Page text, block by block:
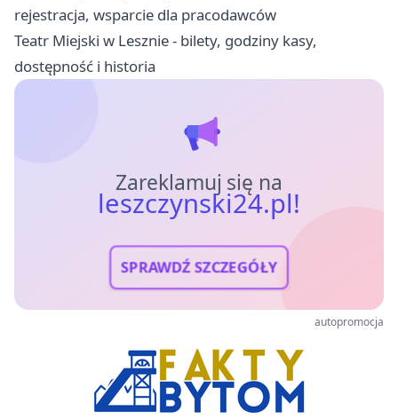
rejestracja, wsparcie dla pracodawców
Teatr Miejski w Lesznie - bilety, godziny kasy,
dostępność i historia
Zareklamuj się na
leszczynski24.pl!
SPRAWDŹ SZCZEGÓŁY
autopromocja